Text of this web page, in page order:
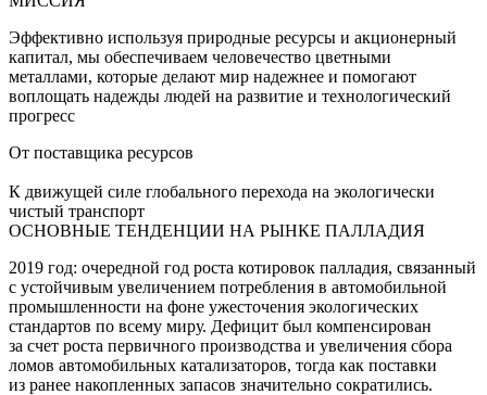
Эффективно используя природные ресурсы и акционерный
капитал, мы обеспечиваем человечество цветными
металлами, которые делают мир надежнее и помогают
воплощать надежды людей на развитие и технологический
прогресс
От поставщика ресурсов
К движущей силе глобального перехода на экологически
чистый транспорт
ОСНОВНЫЕ ТЕНДЕНЦИИ НА РЫНКЕ ПАЛЛАДИЯ
2019 год: очередной год роста котировок палладия, связанный
с устойчивым увеличением потребления в автомобильной
промышленности на фоне ужесточения экологических
стандартов по всему миру. Дефицит был компенсирован
за счет роста первичного производства и увеличения сбора
ломов автомобильных катализаторов, тогда как поставки
из ранее накопленных запасов значительно сократились.